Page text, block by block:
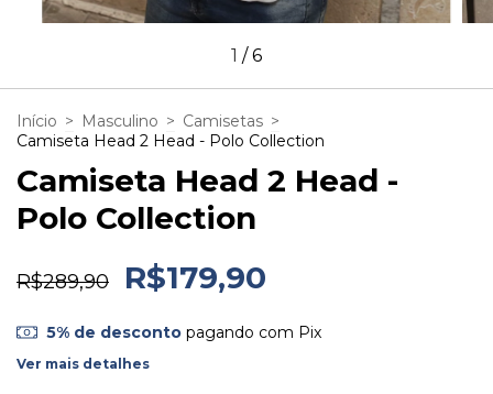
1 /6
Início > Masculino > Camisetas >
Camiseta Head 2 Head - Polo Collection
Camiseta Head 2 Head -
Polo Collection
R$289,90 R$179,90
5% de descontopagando com Pix
Ver mais detalhes